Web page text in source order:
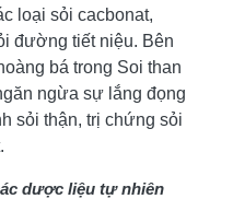
loại sỏi cacbonat,
đường tiết niệu. Bên
bá trong Soi than
ngừa sự lắng đọng
sỏi thận, trị chứng sỏi
dược liệu tự nhiên